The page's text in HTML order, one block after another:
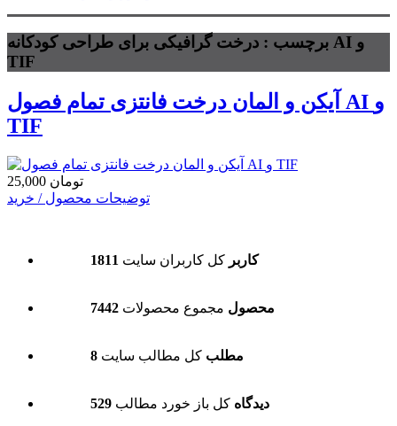
برچسب : درخت گرافیکی برای طراحی کودکانه AI و
TIF
آیکن و المان درخت فانتزی تمام فصول AI و
TIF
25,000 تومان
توضیحات محصول / خرید
1811 کاربر کل کاربران سایت
7442 محصول مجموع محصولات
8 مطلب کل مطالب سایت
529 دیدگاه کل باز خورد مطالب